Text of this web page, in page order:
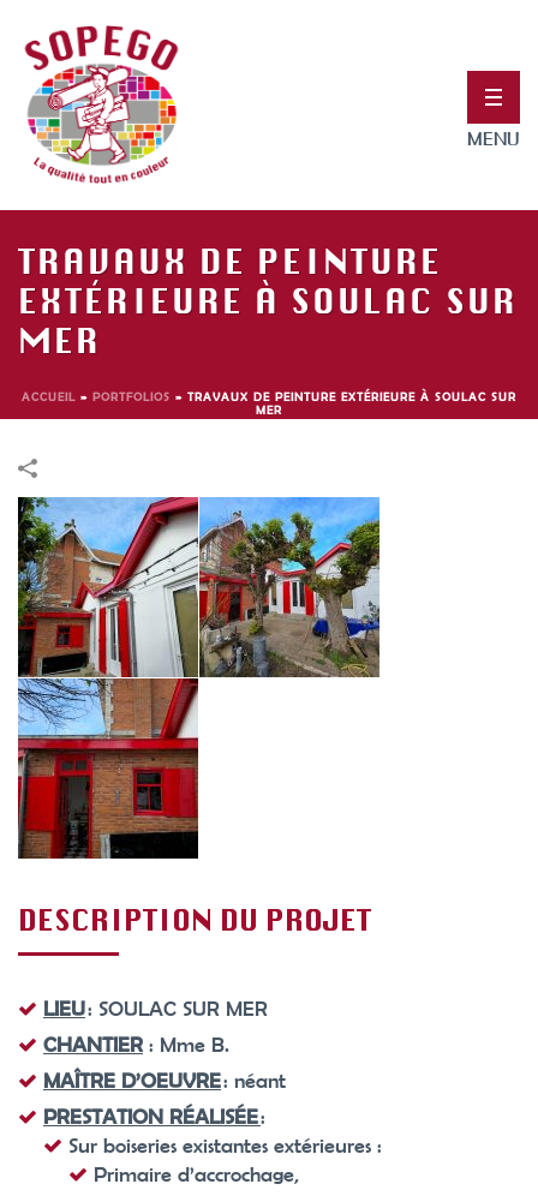
TRAVAUX DE PEINTURE
EXTÉRIEURE À SOULAC SUR
MER
ACCUEIL » PORTFOLIOS » TRAVAUX DE PEINTURE EXTÉRIEURE À SOULAC SUR
MER
DESCRIPTION DU PROJET
LIEU: SOULAC SUR MER
CHANTIER : Mme B.
MAÎTRE D’OEUVRE: néant
PRESTATION RÉALISÉE:
Sur boiseries existantes extérieures :
Primaire d’accrochage,